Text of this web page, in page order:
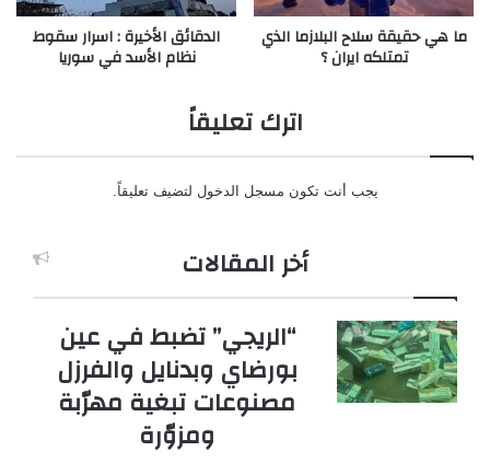
ما هي حقيقة سلاح البلازما الذي
تمتلكه ايران ؟
الدقائق الأخيرة : اسرار سقوط
نظام الأسد في سوريا
اترك تعليقاً
يجب أنت تكون مسجل الدخول لتضيف تعليقاً.
أخر المقالات
“الريجي” تضبط في عين
بورضاي وبدنايل والفرزل
مصنوعات تبغية مهرّبة
ومزوّرة